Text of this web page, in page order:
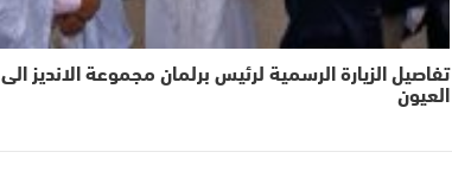
تفاصيل الزيارة الرسمية لرئيس برلمان مجموعة الانديز الى
العيون